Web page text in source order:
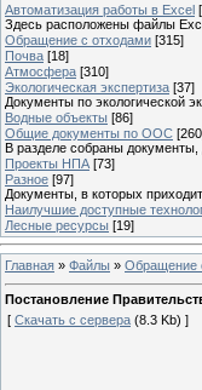
Автоматизация работы в Excel
Здесь расположены файлы
Обращение с отходами [315]
Почва [18]
Атмосфера [310]
Экологическая экспертиза [37]
Документы по экологической
Водные объекты [86]
Общие документы по ООС
В разделе собраны документы,
Проекты НПА [73]
Разное [97]
Документы, в которых
Наилучшие доступные
Лесные ресурсы [19]
Главная » Файлы » Обращение
Постановление
[ Скачать с сервера (8.3 Kb) ]